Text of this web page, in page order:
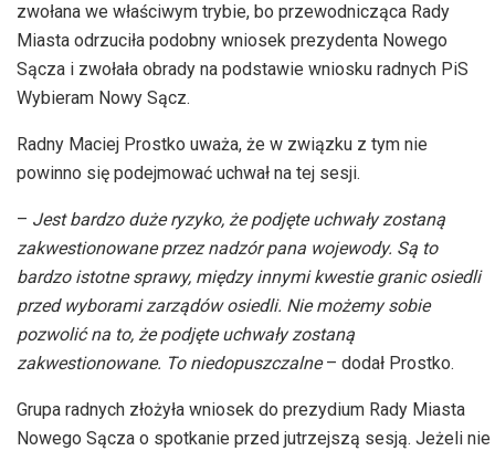
zwołana we właściwym trybie, bo przewodnicząca Rady
Miasta odrzuciła podobny wniosek prezydenta Nowego
Sącza i zwołała obrady na podstawie wniosku radnych PiS
Wybieram Nowy Sącz.
Radny Maciej Prostko uważa, że w związku z tym nie
powinno się podejmować uchwał na tej sesji.
– Jest bardzo duże ryzyko, że podjęte uchwały zostaną
zakwestionowane przez nadzór pana wojewody. Są to
bardzo istotne sprawy, między innymi kwestie granic osiedli
przed wyborami zarządów osiedli. Nie możemy sobie
pozwolić na to, że podjęte uchwały zostaną
zakwestionowane. To niedopuszczalne– dodał Prostko.
Grupa radnych złożyła wniosek do prezydium Rady Miasta
Nowego Sącza o spotkanie przed jutrzejszą sesją. Jeżeli nie